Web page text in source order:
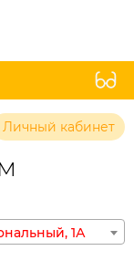
Личный кабинет
1А